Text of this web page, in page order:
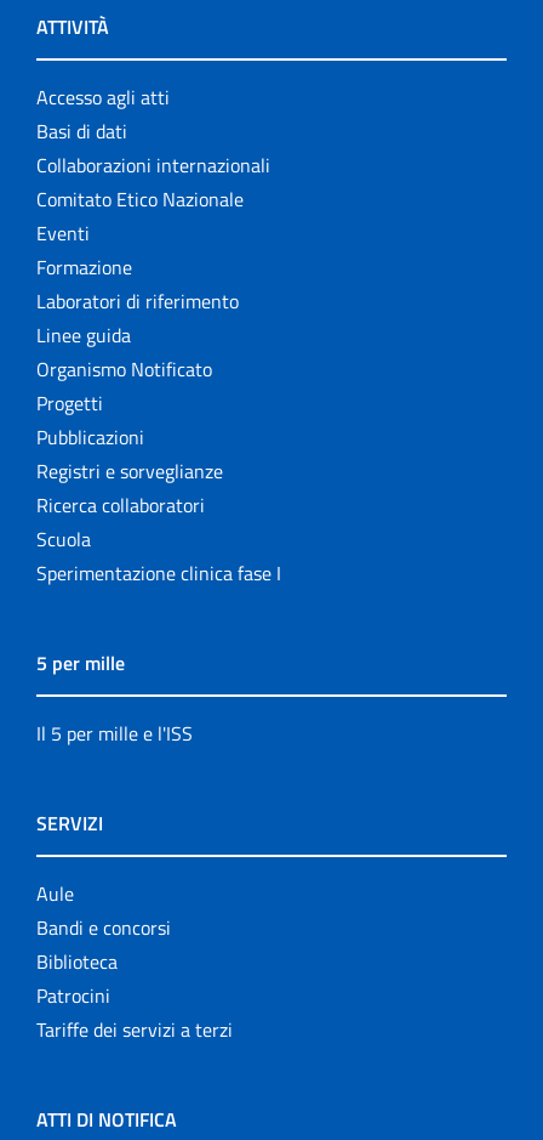
ATTIVITÀ
Accesso agli atti
Basi di dati
Collaborazioni internazionali
Comitato Etico Nazionale
Eventi
Formazione
Laboratori di riferimento
Linee guida
Organismo Notificato
Progetti
Pubblicazioni
Registri e sorveglianze
Ricerca collaboratori
Scuola
Sperimentazione clinica fase I
5 per mille
Il 5 per mille e l'ISS
SERVIZI
Aule
Bandi e concorsi
Biblioteca
Patrocini
Tariffe dei servizi a terzi
ATTI DI NOTIFICA